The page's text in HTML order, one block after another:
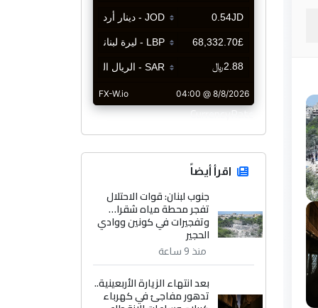
CurrencyRate
اقرأ أيضاً
جنوب لبنان: قوات الاحتلال
تفجر محطة مياه شقرا…
وتفجيرات في كونين ووادي
الحجير
منذ 9 ساعة
بعد انتهاء الزيارة الأربعينية..
تدهور مفاجئ في كهرباء